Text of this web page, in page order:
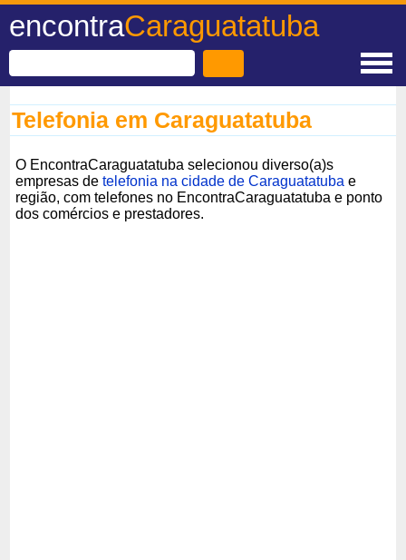
encontraCaraguatatuba
Telefonia em Caraguatatuba
O EncontraCaraguatatuba selecionou diverso(a)s
empresas detelefonia na cidade de Caraguatatuba e
região, com telefones no EncontraCaraguatatuba e ponto
dos comércios e prestadores.